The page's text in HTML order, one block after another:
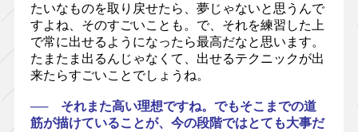
たいなものを取り戻せたら、夢じゃないと思うんで
すよね、そのすごいことも。で、それを練習した上
で常に出せるようになったら最高だなと思います。
たまたま出るんじゃなくて、出せるテクニックが出
来たらすごいことでしょうね。
── それまた高い理想ですね。でもそこまでの道
筋が描けていることが、今の段階ではとても大事だ